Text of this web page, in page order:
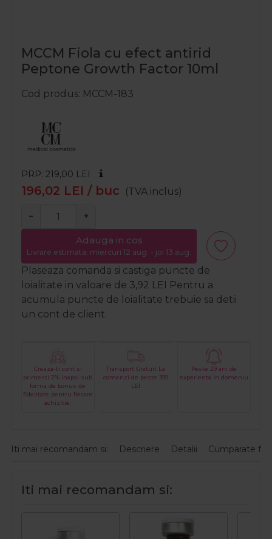
MCCM Fiola cu efect antirid
Peptone Growth Factor 10ml
Cod produs MCCM-183
PRP: 219,00 LEI
196,02 LEI / buc (TVA inclus)
− +
Adauga in cos
Livrare estimata: miercuri 12 aug. - joi 13 aug.
Plaseaza comanda si castiga puncte de
loialitate in valoare de 3,92 LEI Pentru a
acumula puncte de loialitate trebuie sa detii
un cont de client.
Creaza-ti cont si
primesti 2% inapoi sub
forma de bonus de
fidelitate pentru fiecare
achizitie.
Transport Gratuit La
comenzi de peste 399
LEI
Peste 29 ani de
experienta in domeniu
Iti mai recomandam si: Descriere Detalii Cumparate
Iti mai recomandam si: